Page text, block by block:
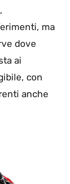
ma
dove
ai
con
anche